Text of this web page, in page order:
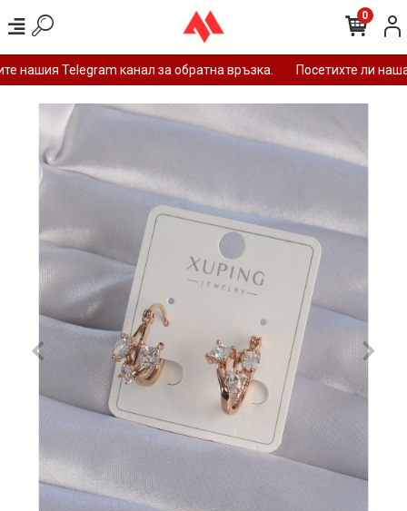
нашия Telegram канал за обратна връзка. Посетихте ли
0